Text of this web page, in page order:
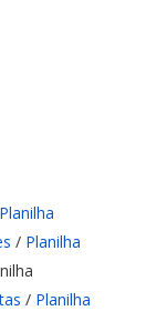
Planilha
/ Planilha
/ Planilha